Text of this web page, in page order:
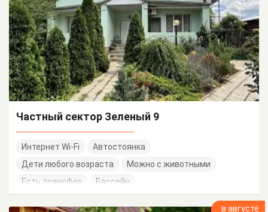
Частный сектор Зеленый 9
Интернет Wi-Fi
Автостоянка
Дети любого возраста
Можно с животными
Есть трансфер
Бассейн
в августе